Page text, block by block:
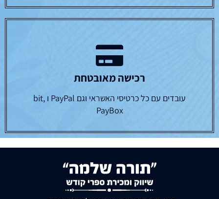
רכישה מאובטחת
עובדים עם כל כרטיסי האשראי וגם PayPal ו bit,
PayBox